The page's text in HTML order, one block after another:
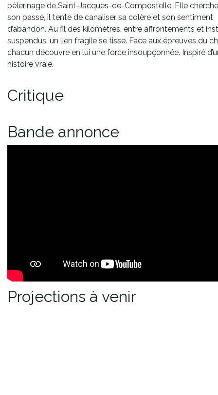
pèlerinage de Saint-Jacques-de-Compostelle. Elle
son passé, il tente de canaliser sa colère et son sentiment
d’abandon. Au fil des kilomètres, entre affrontements et
suspendus, un lien fragile se tisse. Face aux épreuves du
chacun découvre en lui une force insoupçonnée. Inspiré
histoire vraie.
Critique
Bande annonce
Projections à venir